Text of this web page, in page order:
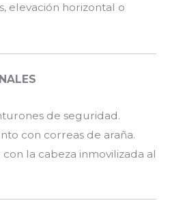
elevación horizontal o
de seguridad.
con correas de araña.
la cabeza inmovilizada al